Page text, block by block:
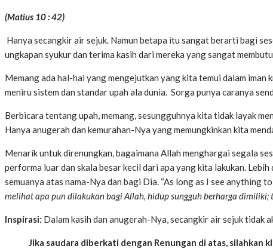
(Matius 10 : 42)
Hanya secangkir air sejuk. Namun betapa itu sangat berarti bagi
ungkapan syukur dan terima kasih dari mereka yang sangat
Memang ada hal-hal yang mengejutkan yang kita temui dalam
meniru sistem dan standar upah ala dunia. Sorga punya caranya
Berbicara tentang upah, memang, sesungguhnya kita tidak layak
Hanya anugerah dan kemurahan-Nya yang memungkinkan kita
Menarik untuk direnungkan, bagaimana Allah menghargai segala
performa luar dan skala besar kecil dari apa yang kita lakukan.
semuanya atas nama-Nya dan bagi Dia. “As long as I see
melihat apa pun dilakukan bagi Allah, hidup sungguh berharga
Inspirasi: Dalam kasih dan anugerah-Nya, secangkir air sejuk tidak
Jika saudara diberkati dengan Renungan di atas, silahkan